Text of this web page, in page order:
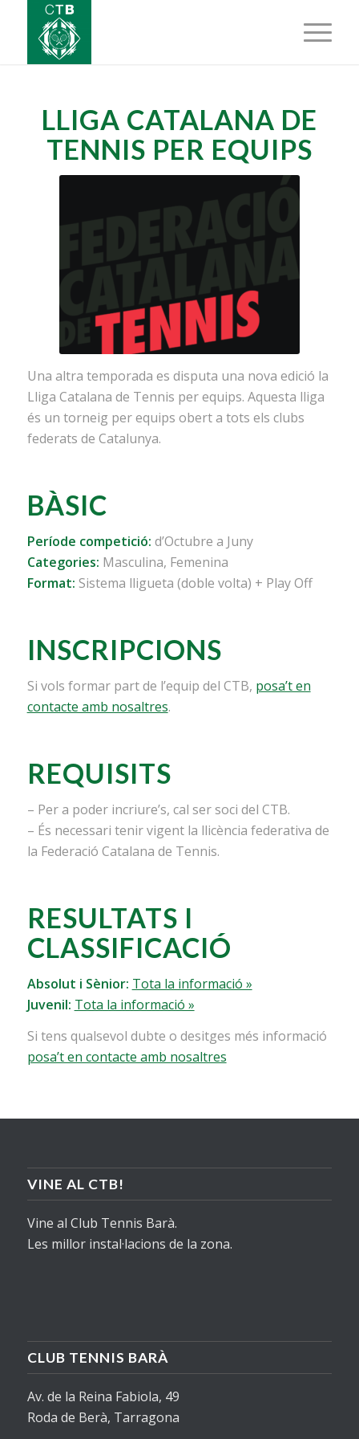
LLIGA CATALANA DE
TENNIS PER EQUIPS
Una altra temporada es disputa una nova edició la
Lliga Catalana de Tennis per equips. Aquesta lliga
és un torneig per equips obert a tots els clubs
federats de Catalunya.
BÀSIC
Període competició: d’Octubre a Juny
Categories: Masculina, Femenina
Format: Sistema lligueta (doble volta) + Play Off
INSCRIPCIONS
Si vols formar part de l’equip del CTB, posa’t en
contacte amb nosaltres.
REQUISITS
– Per a poder incriure’s, cal ser soci del CTB.
– És necessari tenir vigent la llicència federativa de
la Federació Catalana de Tennis.
RESULTATS I
CLASSIFICACIÓ
Absolut i Sènior: Tota la informació »
Juvenil: Tota la informació »
Si tens qualsevol dubte o desitges més informació
posa’t en contacte amb nosaltres
VINE AL CTB!
Vine al Club Tennis Barà.
Les millor instal·lacions de la zona.
CLUB TENNIS BARÀ
Av. de la Reina Fabiola, 49
Roda de Berà, Tarragona